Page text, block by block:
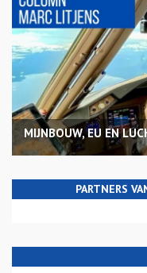
MIJNBOUW, EU EN
PARTNERS